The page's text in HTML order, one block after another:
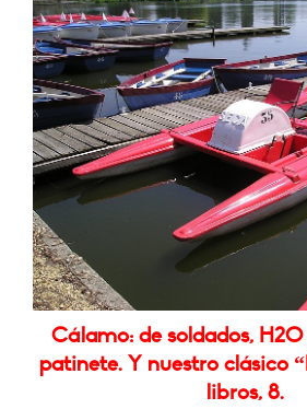
Cálamo: de soldados,
patinete. Y nuestro clásico
libros, 8.